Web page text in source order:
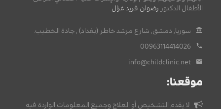
الأطفال الدكتور رضوان فريد غزال
سوريا, دمشق, شارع مرشد خاطر (بغداد) , جادة الخطيب.
00963114414026
info@childclinic.net
موقعنا:
لا يقدم التشخيص أو العلاج وجميع المعلومات الواردة فيه